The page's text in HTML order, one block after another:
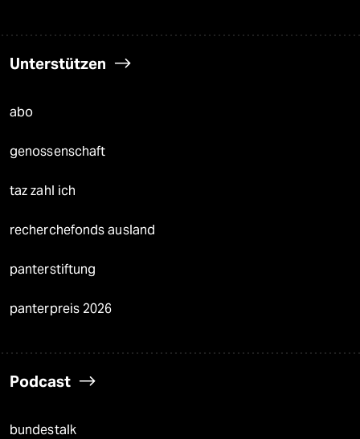
Unterstützen
abo
genossenschaft
taz zahl ich
recherchefonds ausland
panterstiftung
panterpreis 2026
Podcast
bundestalk